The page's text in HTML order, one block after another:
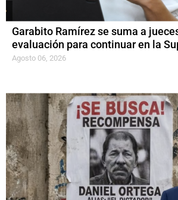
Garabito Ramírez se suma a
evaluación para continuar en la
Agosto 06, 2026